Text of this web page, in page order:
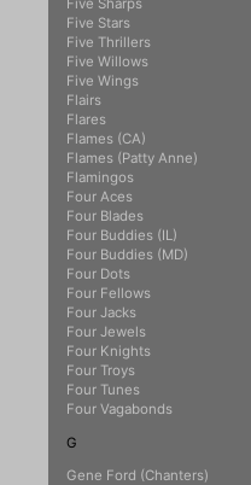
Five Sharps
Five Stars
Five Thrillers
Five Willows
Five Wings
Flairs
Flares
Flames (CA)
Flames (Patty Anne)
Flamingos
Four Aces
Four Blades
Four Buddies (IL)
Four Buddies (MD)
Four Dots
Four Fellows
Four Jacks
Four Jewels
Four Knights
Four Troys
Four Tunes
Four Vagabonds
G
Gene Ford (Chanters)